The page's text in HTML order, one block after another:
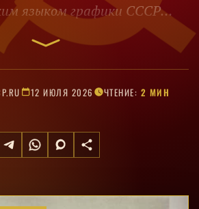
языком графики СССР
зарубежной аудиторией.
12 ИЮЛЯ 2026 ЧТЕНИЕ: 2 МИН